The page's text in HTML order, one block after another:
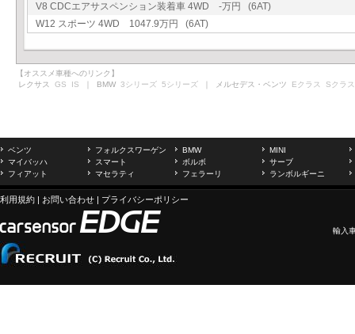
V8 CDCエアサスペンション装着車 4WD -万円 (6AT)
W12 スポーツ 4WD 1047.9万円 (6AT)
【オススメ車種へのリンク】
レクサス GS IS ｜ BMW 3シリーズ 5シリーズ ｜ メルセデス・ベンツ Eクラス Sクラス
ベンツ フォルクスワーゲン BMW
MINI
マイバッハ
スマート ボルボ
サーブ
フィアット
マセラティ フェラーリ ランボルギーニ
利用規約 | お問い合わせ | プライバシーポリシー
輸入